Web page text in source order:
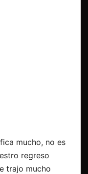
mucho, no es
regreso
trajo mucho